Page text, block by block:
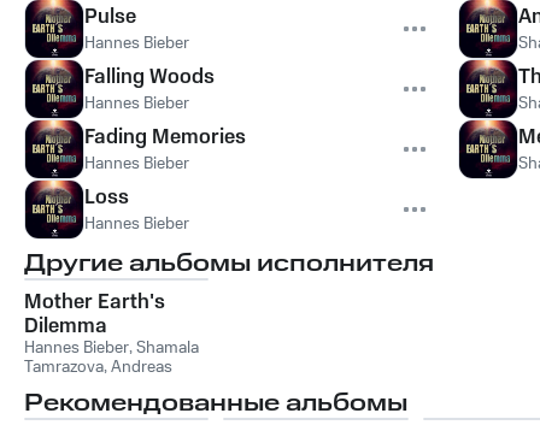
Pulse
Hannes Bieber
Falling Woods
Hannes Bieber
Fading Memories
Hannes Bieber
Loss
Hannes Bieber
Другие альбомы исполнителя
Mother Earth's
Dilemma
Hannes Bieber,Shamala
Tamrazova,Andreas
Рекомендованные альбомы